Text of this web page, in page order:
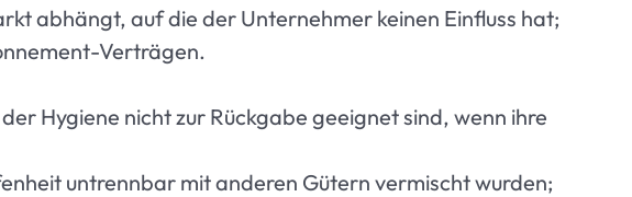
abhängt, auf die der Unternehmer keinen Einfluss hat;
Verträgen.
Hygiene nicht zur Rückgabe geeignet sind, wenn ihre
untrennbar mit anderen Gütern vermischt wurden;